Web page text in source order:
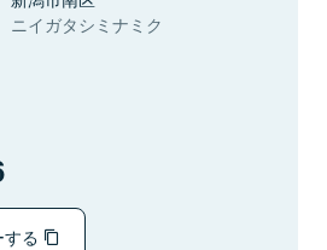
ニイガタシミナミク
る